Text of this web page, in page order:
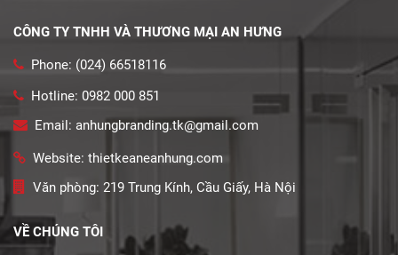
CÔNG TY TNHH VÀ THƯƠNG MẠI AN HƯNG
Phone: (024) 66518116
Hotline: 0982 000 851
Email: anhungbranding.tk@gmail.com
Website: thietkeaneanhung.com
Văn phòng: 219 Trung Kính, Cầu Giấy, Hà Nội
VỀ CHÚNG TÔI